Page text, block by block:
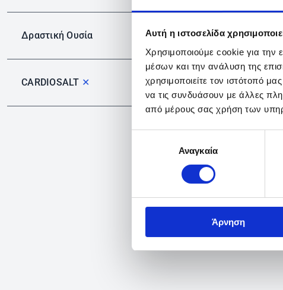
Αυτή η ιστοσελίδα
Χρησιμοποιούμε cookie για την
μέσων και την ανάλυση της
χρησιμοποιείτε τον ιστότοπό
να τις συνδυάσουν με άλλες
από μέρους σας χρήση των
συγκατάθεσηςΑναγκαία
Άρνηση
Δραστική Ουσία
CARDIOSALT ✕